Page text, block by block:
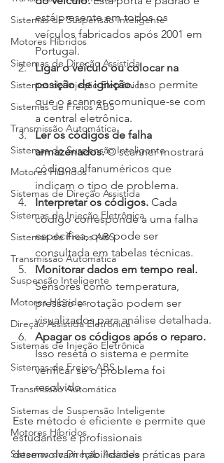
Sistemas de Suspensão Inteligente
Motores Híbridos
Sistemas de Direção Assistida
Sistemas de Injeção Eletrônica
Sistemas de Freios ABS
Transmissão Automática
Sistemas de Suspensão Inteligente
Motores Híbridos
Sistemas de Direção Assistida
Sistemas de Injeção Eletrônica
Sistemas de Freios ABS
Transmissão Automática
Suspensão Inteligente
Motores Híbridos
Direção Assistida Eletrônica
Sistemas de Injeção Eletrônica
Sistemas de Freios ABS
Transmissão Automática
Sistemas de Suspensão Inteligente
Motores Híbridos
Sistemas de Direção Assistida
está presente em todos os
veículos fabricados após 2001 em
Portugal.
Ligar o veículo ou colocar na
posição de ignição. Isso permite
que o scanner comunique-se com
a central eletrônica.
Ler os códigos de falha
armazenados. O scanner mostrará
códigos alfanuméricos que
indicam o tipo de problema.
Interpretar os códigos. Cada
código corresponde a uma falha
específica, que pode ser
consultada em tabelas técnicas.
Monitorar dados em tempo real.
Sensores como temperatura,
pressão e rotação podem ser
visualizados para análise detalhada.
Apagar os códigos após o reparo.
Isso reseta o sistema e permite
verificar se o problema foi
resolvido.
Este método é eficiente e permite que
estudantes e profissionais
desenvolvam habilidades práticas para